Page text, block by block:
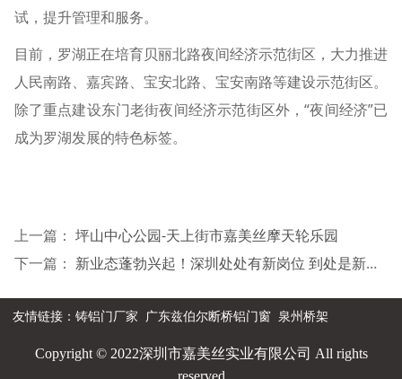
试，提升管理和服务。
目前，罗湖正在培育贝丽北路夜间经济示范街区，大力推进
人民南路、嘉宾路、宝安北路、宝安南路等建设示范街区。
除了重点建设东门老街夜间经济示范街区外，“夜间经济”已
成为罗湖发展的特色标签。
上一篇： 坪山中心公园-天上街市嘉美丝摩天轮乐园
下一篇： 新业态蓬勃兴起！深圳处处有新岗位 到处是新机会
友情链接：铸铝门厂家 广东兹伯尔断桥铝门窗 泉州桥架
Copyright © 2022深圳市嘉美丝实业有限公司 All rights
reserved